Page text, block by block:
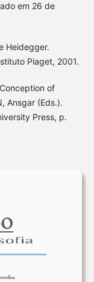
em 26 de
Heidegger.
Piaget, 2001.
of
Ansgar (Eds.).
Press, p.